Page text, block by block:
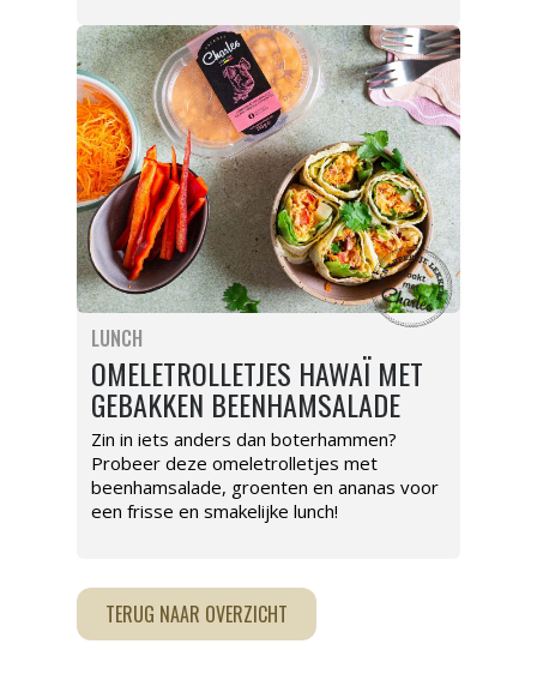
LUNCH
OMELETROLLETJES HAWAÏ MET
GEBAKKEN BEENHAMSALADE
Zin in iets anders dan boterhammen?
Probeer deze omeletrolletjes met
beenhamsalade, groenten en ananas voor
een frisse en smakelijke lunch!
TERUG NAAR OVERZICHT